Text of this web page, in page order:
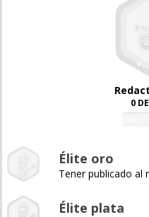
0
Élite oro
Tener publicado al
Élite plata